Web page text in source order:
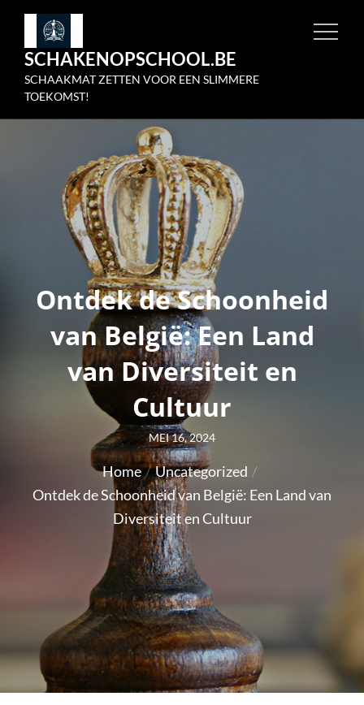
Skip
contentSCHAKENOPSCHOOL.BE
SCHAAKMAT ZETTEN VOOR EEN SLIMMERE
TOEKOMST!
Ontdek de Schoonheid
van België: Een Land
van Diversiteit en
Cultuur
Posted
on
MEI 16, 2024
Home
Uncategorized
Ontdek de Schoonheid van België: Een Land van
Diversiteit en Cultuur